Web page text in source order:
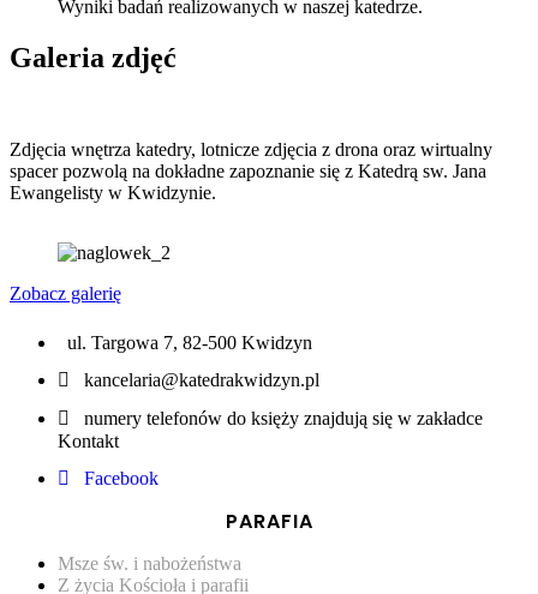
Wyniki badań realizowanych w naszej katedrze.
Galeria zdjęć
Zdjęcia wnętrza katedry, lotnicze zdjęcia z drona oraz wirtualny
spacer pozwolą na dokładne zapoznanie się z Katedrą sw. Jana
Ewangelisty w Kwidzynie.
Zobacz galerię
ul. Targowa 7, 82-500 Kwidzyn
kancelaria@katedrakwidzyn.pl
numery telefonów do księży znajdują się w zakładce
Kontakt
Facebook
PARAFIA
Msze św. i nabożeństwa
Z życia Kościoła i parafii